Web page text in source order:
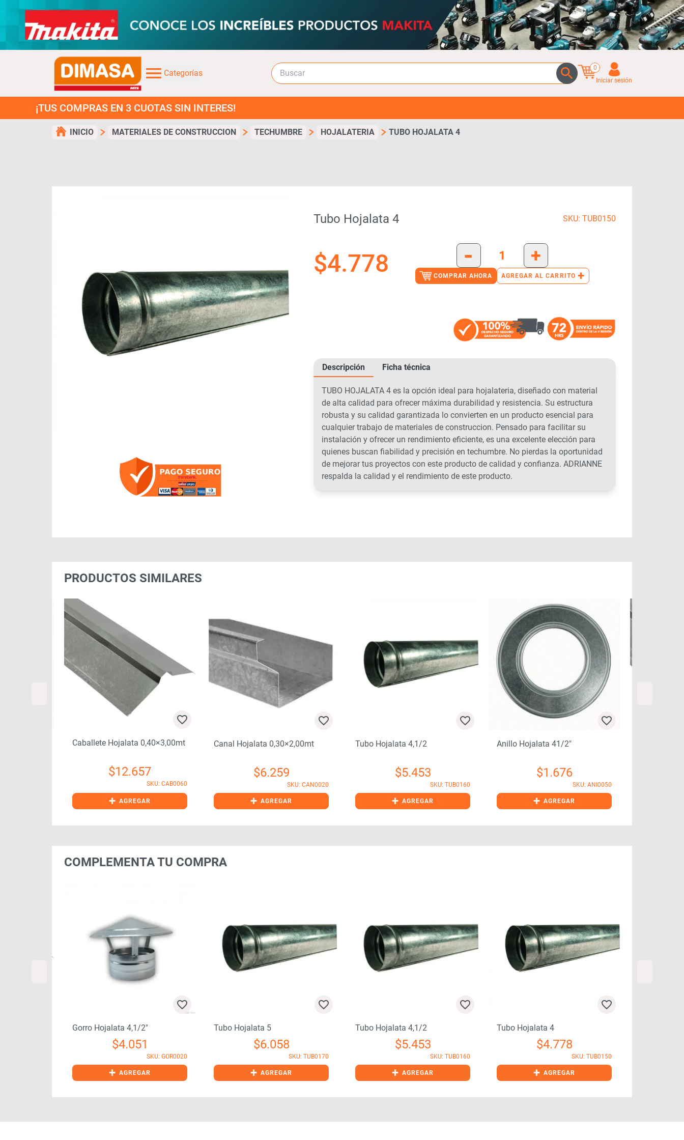
Categorías
0
Iniciar sesión
COMPRAS EN 3 CUOTAS SIN INTERES!
INICIO MATERIALES DE CONSTRUCCION TECHUMBRE HOJALATERIA TUBO HOJALATA 4
Tubo Hojalata 4 SKU: TUB0150
$4.778 - +
COMPRAR AHORA AGREGAR AL CARRITO +
Descripción Ficha técnica
TUBO HOJALATA 4 es la opción ideal para hojalateria, diseñado con material
de alta calidad para ofrecer máxima durabilidad y resistencia. Su estructura
robusta y su calidad garantizada lo convierten en un producto esencial para
cualquier trabajo de materiales de construccion. Pensado para facilitar su
instalación y ofrecer un rendimiento eficiente, es una excelente elección para
quienes buscan fiabilidad y precisión en techumbre. No pierdas la oportunidad
de mejorar tus proyectos con este producto de calidad y confianza. ADRIANNE
respalda la calidad y el rendimiento de este producto.
PRODUCTOS SIMILARES
Caballete Hojalata 0,40×3,00mt
$12.657
SKU: CAB0060
+ AGREGAR
Canal Hojalata 0,30×2,00mt
$6.259
SKU: CAN0020
+ AGREGAR
Tubo Hojalata 4,1/2
$5.453
SKU: TUB0160
+ AGREGAR
Anillo Hojalata 41/2″
$1.676
SKU: ANI0050
+ AGREGAR
COMPLEMENTA TU COMPRA
Gorro Hojalata 4,1/2″
$4.051
SKU: GOR0020
+ AGREGAR
Tubo Hojalata 5
$6.058
SKU: TUB0170
+ AGREGAR
Tubo Hojalata 4,1/2
$5.453
SKU: TUB0160
+ AGREGAR
Tubo Hojalata 4
$4.778
SKU: TUB0150
+ AGREGAR